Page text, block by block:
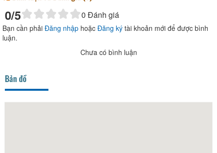
0/5 0 Đánh giá
Bạn cần phải Đăng nhập hoặc Đăng ký tài khoản mới để được bình
luận.
Chưa có bình luận
Bản đồ